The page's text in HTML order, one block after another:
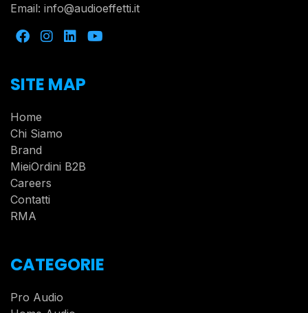
Email: info@audioeffetti.it
SITE MAP
Home
Chi Siamo
Brand
MieiOrdini B2B
Careers
Contatti
RMA
CATEGORIE
Pro Audio